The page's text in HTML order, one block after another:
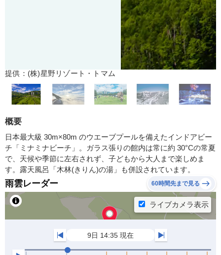
提供：(株)星野リゾート・トマム
概要
日本最大級 30m×80m のウエーブプールを備えたインドアビー
チ「ミナミナビーチ」。ガラス張りの館内は常に約 30°Cの常夏
で、天候や季節に左右されず、子どもから大人まで楽しめま
す。露天風呂「木林(きりん)の湯」も併設されています。
雨雲レーダー 60時間先まで見る